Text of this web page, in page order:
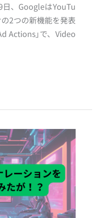
、GoogleはYouTu
2つの新機能を発表
Actions」で、Video